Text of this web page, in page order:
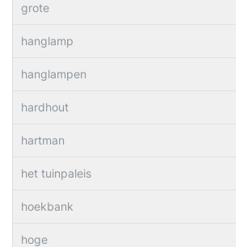
grote
hanglamp
hanglampen
hardhout
hartman
het tuinpaleis
hoekbank
hoge